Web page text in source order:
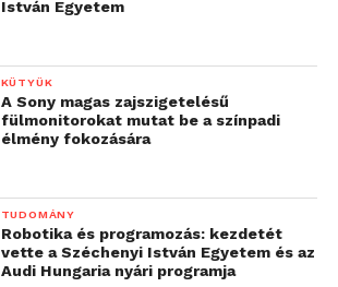
István Egyetem
KÜTYÜK
A Sony magas zajszigetelésű
fülmonitorokat mutat be a színpadi
élmény fokozására
TUDOMÁNY
Robotika és programozás: kezdetét
vette a Széchenyi István Egyetem és az
Audi Hungaria nyári programja